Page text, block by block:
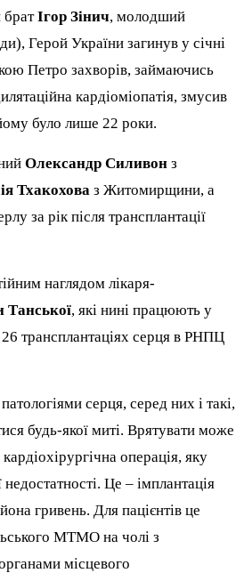
братІгор Зінич, молодший
Герой України загинув у січні
Петро захворів, займаючись
кардіоміопатія, змусив
було лише 22 роки.
Олександр Силивон з
Тхакохова з Житомирщини, а
за рік після трансплантації
наглядом лікаря-
Танської, які нині працюють у
трансплантаціях серця в РНПЦ
серця, серед них і такі,
будь-якої миті. Врятувати може
операція, яку
Це – імплантація
гривень. Для пацієнтів це
МТМО на чолі з
місцевого